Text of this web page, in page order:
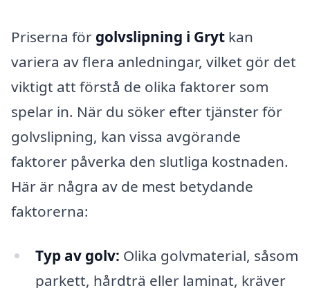
Priserna för golvslipning i Gryt kan
variera av flera anledningar, vilket gör det
viktigt att förstå de olika faktorer som
spelar in. När du söker efter tjänster för
golvslipning, kan vissa avgörande
faktorer påverka den slutliga kostnaden.
Här är några av de mest betydande
faktorerna:
Typ av golv: Olika golvmaterial, såsom
parkett, hårdträ eller laminat, kräver